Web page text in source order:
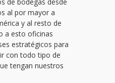
al por mayor a
y al resto de
a esto oficinas
estratégicos para
con todo tipo de
tengan nuestros